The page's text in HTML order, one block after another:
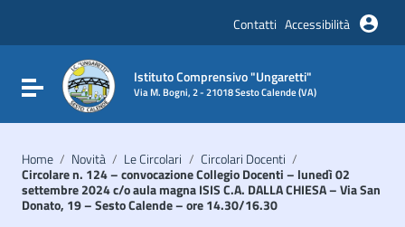
Vai al footer
Contatti Accessibilità
Attiva / disattiva la navigazione
Istituto Comprensivo "Ungaretti"
Via M. Bogni, 2 - 21018 Sesto Calende (VA)
Home / Novità / Le Circolari / Circolari Docenti /
Circolare n. 124 – convocazione Collegio Docenti – lunedì 02
settembre 2024 c/o aula magna ISIS C.A. DALLA CHIESA – Via San
Donato, 19 – Sesto Calende – ore 14.30/16.30